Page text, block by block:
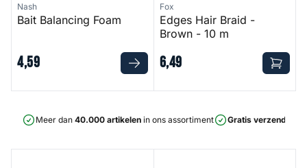
Nash
Bait Balancing Foam
4,59
Fox
Edges Hair Braid -
Brown - 10 m
6,49
Meer dan 40.000 artikelen in ons assortiment Gratis verzending